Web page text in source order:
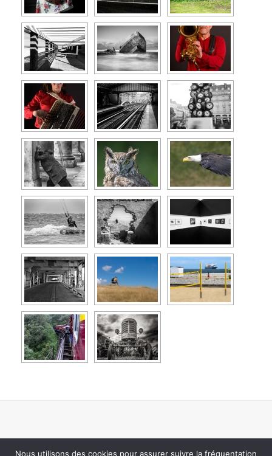
Nous utilisons des cookies pour assurer suivre la fréquentation